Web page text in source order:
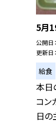
5月
公開日
更新日
給食
本日
コン
日の